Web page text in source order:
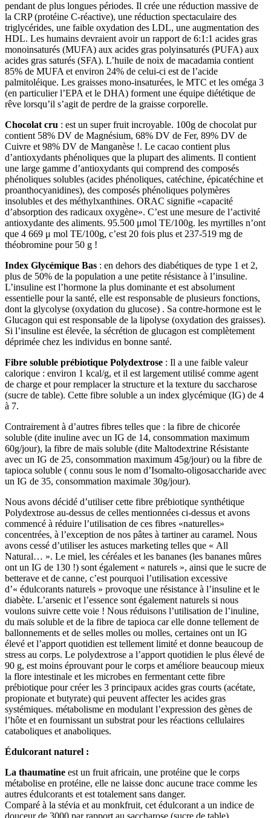
pendant de plus longues périodes. Il crée une réduction massive de
la CRP (protéine C-réactive), une réduction spectaculaire des
triglycérides, une faible oxydation des LDL, une augmentation des
HDL. Les humains devraient avoir un rapport de 6:1:1 acides gras
monoinsaturés (MUFA) aux acides gras polyinsaturés (PUFA) aux
acides gras saturés (SFA). L’huile de noix de macadamia contient
85% de MUFA et environ 24% de celui-ci est de l’acide
palmitoléique. Les graisses mono-insaturées, le MTC et les oméga 3
(en particulier l’EPA et le DHA) forment une équipe diététique de
rêve lorsqu’il s’agit de perdre de la graisse corporelle.
Chocolat cru : est un super fruit incroyable. 100g de chocolat pur
contient 58% DV de Magnésium, 68% DV de Fer, 89% DV de
Cuivre et 98% DV de Manganèse !. Le cacao contient plus
d’antioxydants phénoliques que la plupart des aliments. Il contient
une large gamme d’antioxydants qui comprend des composés
phénoliques solubles (acides phénoliques, catéchine, épicatéchine et
proanthocyanidines), des composés phénoliques polymères
insolubles et des méthylxanthines. ORAC signifie «capacité
d’absorption des radicaux oxygène». C’est une mesure de l’activité
antioxydante des aliments. 95.500 μmol TE/100g. les myrtilles n’ont
que 4 669 μ mol TE/100g, c’est 20 fois plus et 237-519 mg de
théobromine pour 50 g !
Index Glycémique Bas : en dehors des diabétiques de type 1 et 2,
plus de 50% de la population a une petite résistance à l’insuline.
L’insuline est l’hormone la plus dominante et est absolument
essentielle pour la santé, elle est responsable de plusieurs fonctions,
dont la glycolyse (oxydation du glucose) . Sa contre-hormone est le
Glucagon qui est responsable de la lipolyse (oxydation des graisses).
Si l’insuline est élevée, la sécrétion de glucagon est complètement
déprimée chez les individus en bonne santé.
Fibre soluble prébiotique Polydextrose : Il a une faible valeur
calorique : environ 1 kcal/g, et il est largement utilisé comme agent
de charge et pour remplacer la structure et la texture du saccharose
(sucre de table). Cette fibre soluble a un index glycémique (IG) de 4
à 7.
Contrairement à d’autres fibres telles que : la fibre de chicorée
soluble (dite inuline avec un IG de 14, consommation maximum
60g/jour), la fibre de maïs soluble (dite Maltodextrine Résistante
avec un IG de 25, consommation maximum 45g/jour) ou la fibre de
tapioca soluble ( connu sous le nom d’Isomalto-oligosaccharide avec
un IG de 35, consommation maximale 30g/jour).
Nous avons décidé d’utiliser cette fibre prébiotique synthétique
Polydextrose au-dessus de celles mentionnées ci-dessus et avons
commencé à réduire l’utilisation de ces fibres «naturelles»
concentrées, à l’exception de nos pâtes à tartiner au caramel. Nous
avons cessé d’utiliser les astuces marketing telles que « All
Natural… ». Le miel, les céréales et les bananes (les bananes mûres
ont un IG de 130 !) sont également « naturels », ainsi que le sucre de
betterave et de canne, c’est pourquoi l’utilisation excessive
d’« édulcorants naturels » provoque une résistance à l’insuline et le
diabète. L’arsenic et l’essence sont également naturels si nous
voulons suivre cette voie ! Nous réduisons l’utilisation de l’inuline,
du maïs soluble et de la fibre de tapioca car elle donne tellement de
ballonnements et de selles molles ou molles, certaines ont un IG
élevé et l’apport quotidien est tellement limité et donne beaucoup de
stress au corps. Le polydextrose a l’apport quotidien le plus élevé de
90 g, est moins éprouvant pour le corps et améliore beaucoup mieux
la flore intestinale et les microbes en fermentant cette fibre
prébiotique pour créer les 3 principaux acides gras courts (acétate,
propionate et butyrate) qui peuvent affecter les acides gras
systémiques. métabolisme en modulant l’expression des gènes de
l’hôte et en fournissant un substrat pour les réactions cellulaires
cataboliques et anaboliques.
Édulcorant naturel :
La thaumatine est un fruit africain, une protéine que le corps
métabolise en protéine, elle ne laisse donc aucune trace comme les
autres édulcorants et est totalement sans danger.
Comparé à la stévia et au monkfruit, cet édulcorant a un indice de